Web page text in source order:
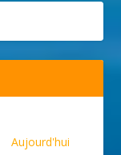
Aujourd'hui